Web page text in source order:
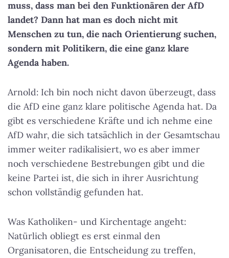
muss, dass man bei den Funktionären der AfD
landet? Dann hat man es doch nicht mit
Menschen zu tun, die nach Orientierung suchen,
sondern mit Politikern, die eine ganz klare
Agenda haben.
Arnold: Ich bin noch nicht davon überzeugt, dass
die AfD eine ganz klare politische Agenda hat. Da
gibt es verschiedene Kräfte und ich nehme eine
AfD wahr, die sich tatsächlich in der Gesamtschau
immer weiter radikalisiert, wo es aber immer
noch verschiedene Bestrebungen gibt und die
keine Partei ist, die sich in ihrer Ausrichtung
schon vollständig gefunden hat.
Was Katholiken- und Kirchentage angeht:
Natürlich obliegt es erst einmal den
Organisatoren, die Entscheidung zu treffen,